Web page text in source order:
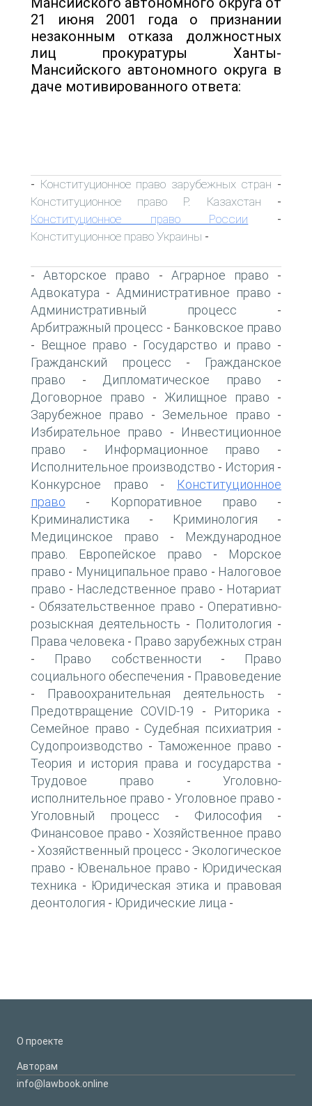
21 июня 2001 года о признании
незаконным отказа должностных
лиц прокуратуры Ханты-
Мансийского автономного округа в
даче мотивированного ответа:
- Конституционное право зарубежных стран -
Конституционное право Р. Казахстан -
Конституционное право России -
Конституционное право Украины -
-Авторское право - Аграрное право -
Адвокатура - Административное право -
Административный процесс -
Арбитражный процесс - Банковское право
- Вещное право - Государство и право -
Гражданский процесс -
Гражданское
право - Дипломатическое право -
Договорное право - Жилищное право -
Зарубежное право - Земельное право -
Избирательное право -
Инвестиционное
право - Информационное право -
Исполнительное производство - История -
Конкурсное право -
Конституционное
право - Корпоративное право -
Криминалистика - Криминология -
Медицинское право -
Международное
право. Европейское право -
Морское
право - Муниципальное право - Налоговое
право - Наследственное право - Нотариат
- Обязательственное право - Оперативно-
розыскная деятельность - Политология -
Права человека - Право зарубежных стран
- Право собственности -
Право
социального обеспечения - Правоведение
- Правоохранительная деятельность -
Предотвращение COVID-19 - Риторика -
Семейное право - Судебная психиатрия -
Судопроизводство - Таможенное право -
Теория и история права и государства -
Трудовое право -Уголовно-
исполнительное право - Уголовное право -
Уголовный процесс - Философия -
Финансовое право - Хозяйственное право
- Хозяйственный процесс - Экологическое
право - Ювенальное право - Юридическая
техника - Юридическая этика и правовая
деонтология - Юридические лица -
О проекте
Авторам
info@lawbook.online